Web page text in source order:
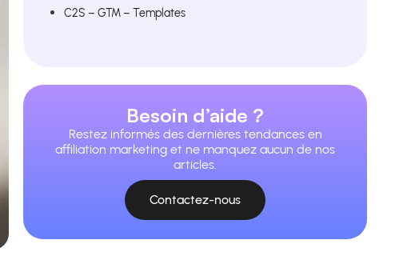
C2S – GTM – Templates
Besoin d’aide ?
Restez informés des dernières tendances en
affiliation marketing et ne manquez aucun de nos
articles.
Contactez-nous